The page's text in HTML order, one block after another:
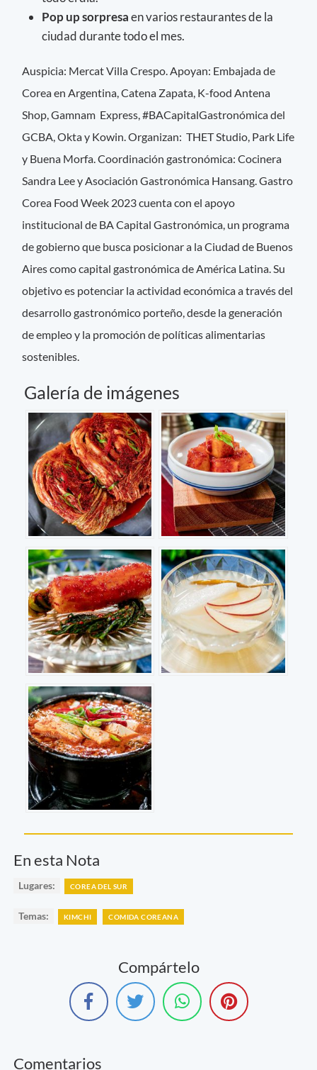
Pop up sorpresaen varios restaurantes de la
ciudad durante todo el mes.
Auspicia: Mercat Villa Crespo. Apoyan: Embajada de
Corea en Argentina, Catena Zapata, K-food Antena
Shop, Gamnam Express, #BACapitalGastronómica del
GCBA, Okta y Kowin. Organizan: THET Studio, Park Life
y Buena Morfa. Coordinación gastronómica: Cocinera
Sandra Lee y Asociación Gastronómica Hansang. Gastro
Corea Food Week 2023 cuenta con el apoyo
institucional de BA Capital Gastronómica, un programa
de gobierno que busca posicionar a la Ciudad de Buenos
Aires como capital gastronómica de América Latina. Su
objetivo es potenciar la actividad económica a través del
desarrollo gastronómico porteño, desde la generación
de empleo y la promoción de políticas alimentarias
sostenibles.
Galería de imágenes
En esta Nota
Lugares: COREA DEL SUR
Temas: KIMCHI COMIDA COREANA
Compártelo
Comentarios